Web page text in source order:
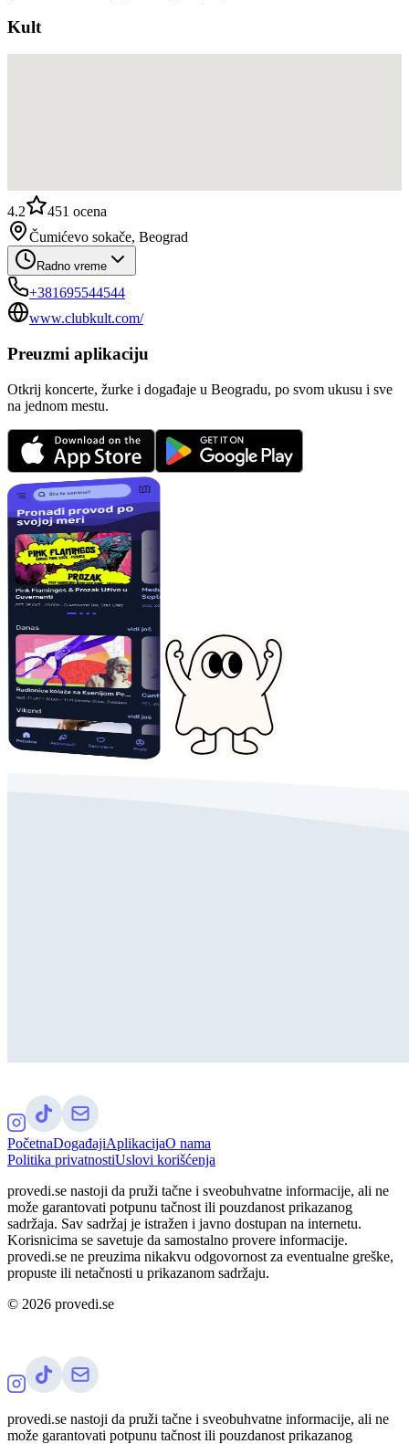
Kult
4.2 451 ocena
Čumićevo sokače, Beograd
Radno vreme
+381695544544
www.clubkult.com/
Preuzmi aplikaciju
Otkrij koncerte, žurke i događaje u Beogradu, po svom ukusu i sve
na jednom mestu.
PočetnaDogađajiAplikacijaO nama
Politika privatnostiUslovi korišćenja
provedi.se nastoji da pruži tačne i sveobuhvatne informacije, ali ne
može garantovati potpunu tačnost ili pouzdanost prikazanog
sadržaja. Sav sadržaj je istražen i javno dostupan na internetu.
Korisnicima se savetuje da samostalno provere informacije.
provedi.se ne preuzima nikakvu odgovornost za eventualne greške,
propuste ili netačnosti u prikazanom sadržaju.
© 2026 provedi.se
provedi.se nastoji da pruži tačne i sveobuhvatne informacije, ali ne
može garantovati potpunu tačnost ili pouzdanost prikazanog